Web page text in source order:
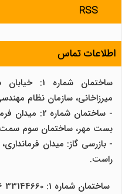
RSS
اطلاعات تماس
ساختمان
میرزاخانی، سازمان نظام
- ساختمان
بست مهر، ساختمان سوم
- بازرسی گاز: میدان
راست.
ساختمان شماره 1: 33144660 086.